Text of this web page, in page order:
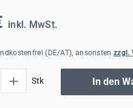
inkl. MwSt.
(DE/AT), ansonsten zzgl.
Stk In den